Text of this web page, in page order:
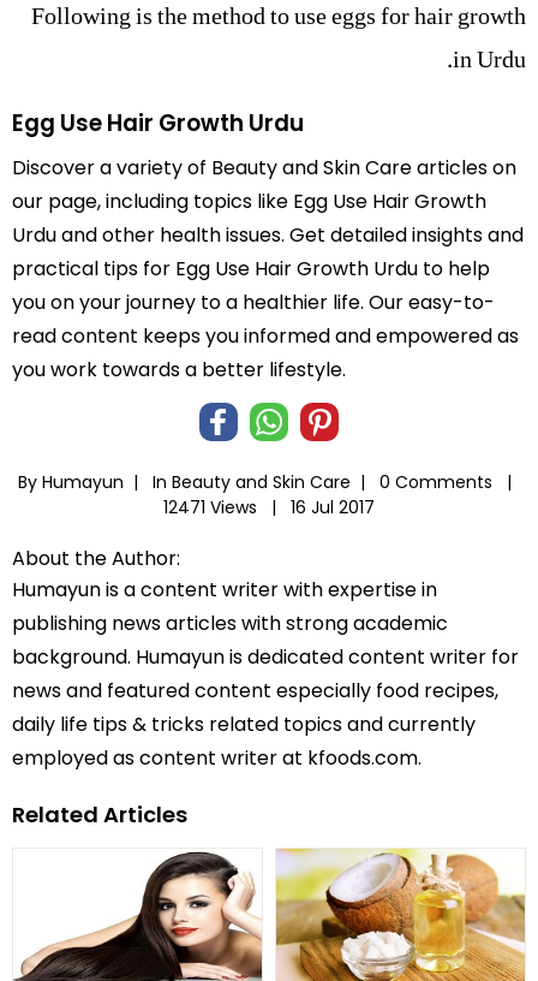
Following is the method to use eggs for hair growth
in Urdu.
Egg Use Hair Growth Urdu
Discover a variety of Beauty and Skin Care articles on
our page, including topics like Egg Use Hair Growth
Urdu and other health issues. Get detailed insights and
practical tips for Egg Use Hair Growth Urdu to help
you on your journey to a healthier life. Our easy-to-
read content keeps you informed and empowered as
you work towards a better lifestyle.
By Humayun | In Beauty and Skin Care |
0 Comments |
12471 Views |
16 Jul 2017
About the Author:
Humayun is a content writer with expertise in
publishing news articles with strong academic
background. Humayun is dedicated content writer for
news and featured content especially food recipes,
daily life tips & tricks related topics and currently
employed as content writer at kfoods.com.
Related Articles